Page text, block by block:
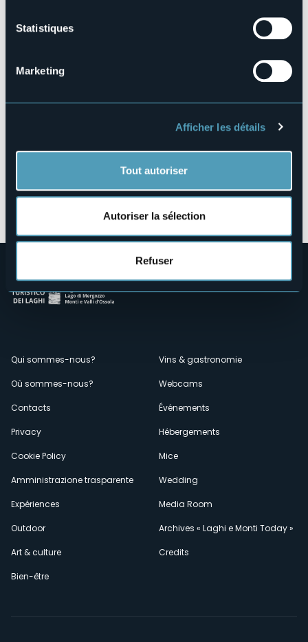
Statistiques
Marketing
Afficher les détails
Tout autoriser
Autoriser la sélection
Refuser
Ouvrir la carte
Menù
secondario
Qui sommes-nous?
Où sommes-nous?
Contacts
Privacy
Cookie Policy
Amministrazione trasparente
Expériences
Outdoor
Art & culture
Bien-être
Vins & gastronomie
Webcams
Événements
Hébergements
Mice
Wedding
Media Room
Archives « Laghi e Monti Today »
Credits